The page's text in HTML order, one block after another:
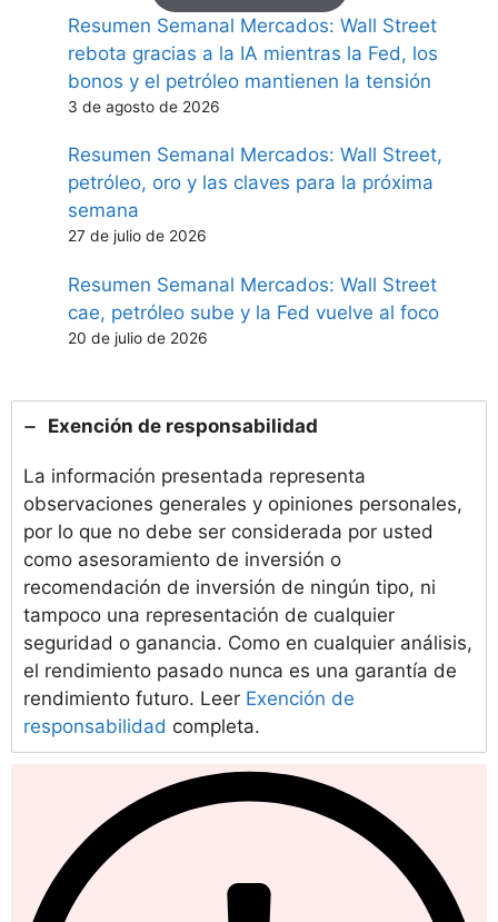
Resumen Semanal Mercados: Wall Street
rebota gracias a la IA mientras la Fed, los
bonos y el petróleo mantienen la tensión
3 de agosto de 2026
Resumen Semanal Mercados: Wall Street,
petróleo, oro y las claves para la próxima
semana
27 de julio de 2026
Resumen Semanal Mercados: Wall Street
cae, petróleo sube y la Fed vuelve al foco
20 de julio de 2026
Exención de responsabilidad
La información presentada representa
observaciones generales y opiniones personales,
por lo que no debe ser considerada por usted
como asesoramiento de inversión o
recomendación de inversión de ningún tipo, ni
tampoco una representación de cualquier
seguridad o ganancia. Como en cualquier análisis,
el rendimiento pasado nunca es una garantía de
rendimiento futuro. Leer Exención de
responsabilidad completa.